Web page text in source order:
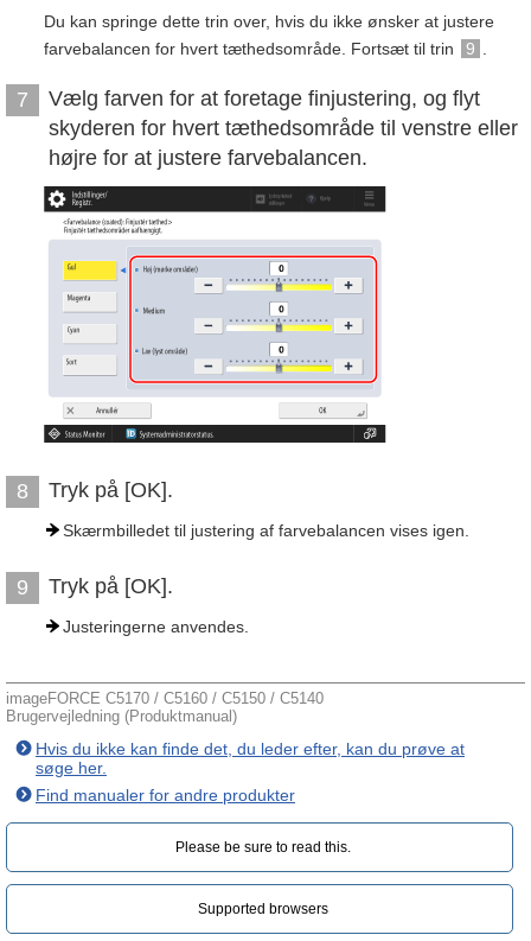
Du kan springe dette trin over, hvis du ikke ønsker at justere
farvebalancen for hvert tæthedsområde. Fortsæt til trin
9
7
Vælg farven for at foretage finjustering, og flyt
skyderen for hvert tæthedsområde til venstre eller
højre for at justere farvebalancen.
8 Tryk på [OK].
Skærmbilledet til justering af farvebalancen vises igen.
9 Tryk på [OK].
Justeringerne anvendes.
imageFORCE C5170 / C5160 / C5150 / C5140
Brugervejledning (Produktmanual)
Hvis du ikke kan finde det, du leder efter, kan du prøve at
søge her.
Find manualer for andre produkter
Please be sure to read this.‎
Supported browsers